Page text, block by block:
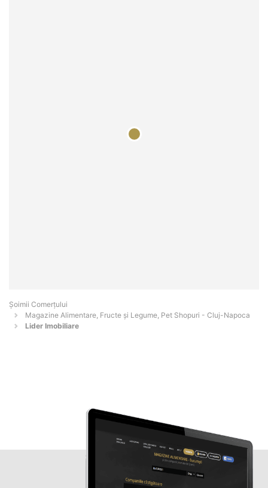
Șoimii Comerțului
Magazine Alimentare, Fructe și Legume, Pet Shopuri - Cluj-Napoca
Lider Imobiliare